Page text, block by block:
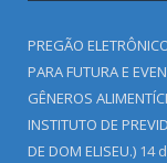
PREGÃO
PARA FUTURA E
GÊNEROS
INSTITUTO DE
DE DOM ELISEU.) 14